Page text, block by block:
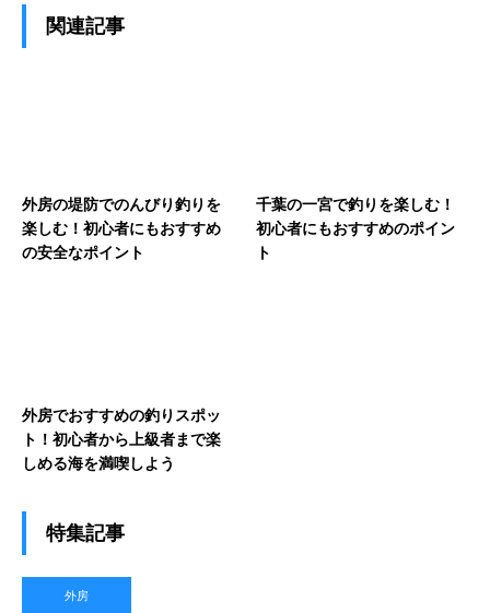
関連記事
外房の堤防でのんびり釣りを
楽しむ！初心者にもおすすめ
の安全なポイント
千葉の一宮で釣りを楽しむ！
初心者にもおすすめのポイン
ト
外房でおすすめの釣りスポッ
ト！初心者から上級者まで楽
しめる海を満喫しよう
特集記事
外房